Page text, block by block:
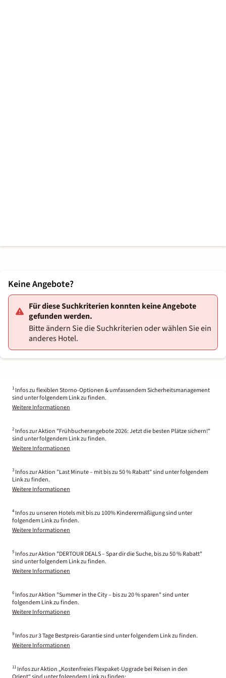
Keine Angebote?
Für diese Suchkriterien konnten keine Angebote
gefunden werden.
Bitte ändern Sie die Suchkriterien oder wählen Sie ein
anderes Hotel.
1 Infos zu flexiblen Storno-Optionen & umfassendem Sicherheitsmanagement
sind unter folgendem Link zu finden.
Weitere Informationen
2 Infos zur Aktion "Frühbucherangebote 2026: Jetzt die besten Plätze sichern!"
sind unter folgendem Link zu finden.
Weitere Informationen
3 Infos zur Aktion "Last Minute – mit bis zu 50 % Rabatt" sind unter folgendem
Link zu finden.
Weitere Informationen
4 Infos zu unseren Hotels mit bis zu 100% Kinderermäßigung sind unter
folgendem Link zu finden.
Weitere Informationen
5 Infos zur Aktion "DERTOUR DEALS – Spar dir die Suche, bis zu 50 % Rabatt"
sind unter folgendem Link zu finden.
Weitere Informationen
6 Infos zur Aktion "Summer in the City – bis zu 20 % sparen" sind unter
folgendem Link zu finden.
Weitere Informationen
9 Infos zur 3 Tage Bestpreis-Garantie sind unter folgendem Link zu finden.
Weitere Informationen
11 Infos zur Aktion „Kostenfreies Flexpaket-Upgrade bei Reisen in den